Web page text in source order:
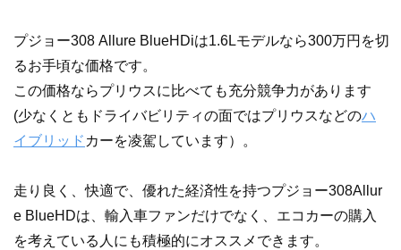
プジョー308 Allure BlueHDiは1.6Lモデルなら300万円を切
るお手頃な価格です。
この価格ならプリウスに比べても充分競争力があります
(少なくともドライバビリティの面ではプリウスなどのハ
イブリッド カーを凌駕しています）。
走り良く、快適で、優れた経済性を持つプジョー308Allur
e BlueHDは、輸入車ファンだけでなく、エコカーの購入
を考えている人にも積極的にオススメできます。